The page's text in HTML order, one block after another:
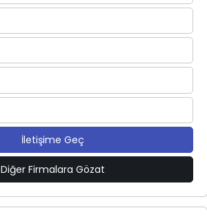
İletişime Geç
Diğer Firmalara Gözat